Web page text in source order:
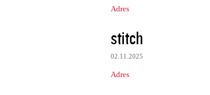
Adres
stitch
02.11.2025
Adres